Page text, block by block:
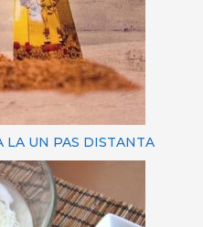
LA UN PAS DISTANTA